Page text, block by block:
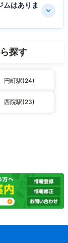
ムはありま
探す
円町駅(24)
西院駅(23)